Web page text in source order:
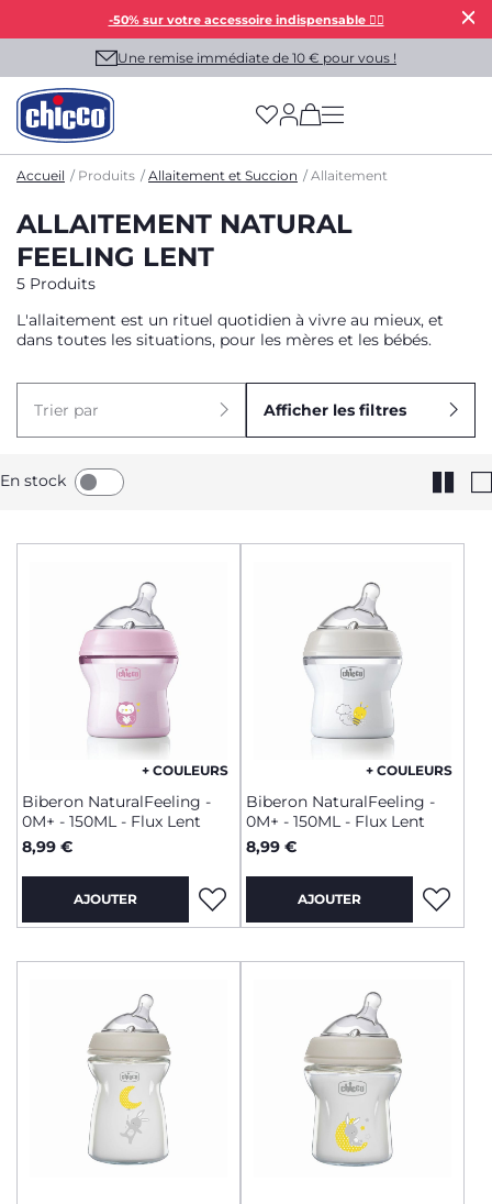
-50% sur votre accessoire indispensable 👯‍♀️
Une remise immédiate de 10 € pour vous !
(has more options
Accueil Produits Allaitement et Succion Allaitement
ALLAITEMENT NATURAL
FEELING LENT
5 Produits
L'allaitement est un rituel quotidien à vivre au mieux, et
dans toutes les situations, pour les mères et les bébés.
Trier par Afficher les filtres
En stock
+ COULEURS
Biberon NaturalFeeling -
0M+ - 150ML - Flux Lent
8,99 €
AJOUTER
+ COULEURS
Biberon NaturalFeeling -
0M+ - 150ML - Flux Lent
8,99 €
AJOUTER